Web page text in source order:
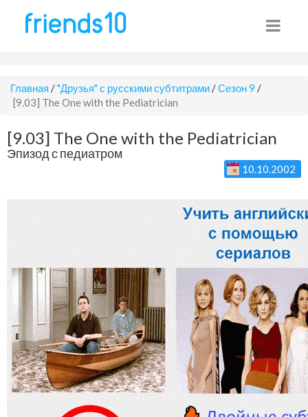
Главная /"Друзья" с русскими субтитрами /Сезон 9 /
[9.03] The One with the Pediatrician
[9.03] The One with the Pediatrician
Эпизод с педиатром
10.10.2002